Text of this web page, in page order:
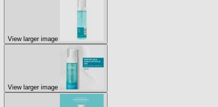
View larger image
View larger image